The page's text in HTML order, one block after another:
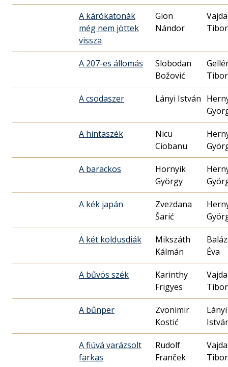
A kárókatonák
még nem jöttek
vissza
Gion
Nándor
Vajda
Tibor
A 207-es állomás
Slobodan
Božović
Tibor
A csodaszer Lányi István
A hintaszék
Nicu
Ciobanu
A barackos
Hornyik
György
A kék japán
Zvezdana
Šarić
A két koldusdiák
Mikszáth
Kálmán
Éva
A bűvös szék
Karinthy
Frigyes
Vajda
Tibor
A bűnper
Zvonimir
Kostić
Lányi
A fiúvá varázsolt
farkas
Rudolf
Franček
Vajda
Tibor